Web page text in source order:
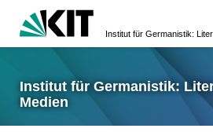
Institut für Germanistik:
Medien